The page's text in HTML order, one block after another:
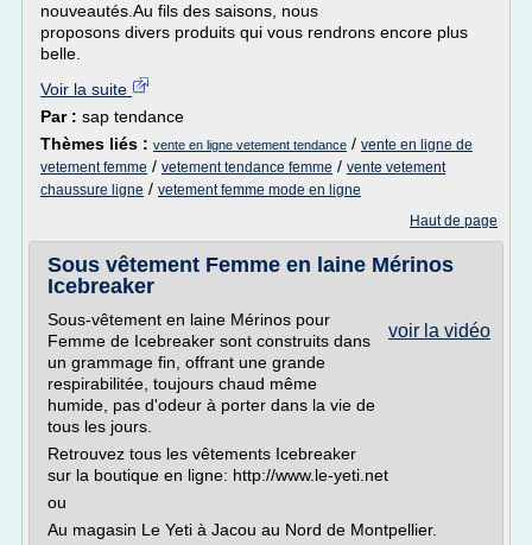
nouveautés.Au fils des saisons, nous
proposons divers produits qui vous rendrons encore plus
belle.
Voir la suite
Par : sap tendance
Thèmes liés : vente en ligne vetement tendance / vente en ligne de
vetement femme / vetement tendance femme / vente vetement
chaussure ligne / vetement femme mode en ligne
Haut de page
Sous vêtement Femme en laine Mérinos
Icebreaker
voir la vidéo
Sous-vêtement en laine Mérinos pour
Femme de Icebreaker sont construits dans
un grammage fin, offrant une grande
respirabilitée, toujours chaud même
humide, pas d'odeur à porter dans la vie de
tous les jours.
Retrouvez tous les vêtements Icebreaker
sur la boutique en ligne: http://www.le-yeti.net
ou
Au magasin Le Yeti à Jacou au Nord de Montpellier.